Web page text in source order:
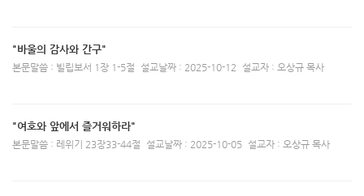
"바울의 감사와 간구"
본문말씀 : 빌립보서 1장 1-5절 설교날짜 : 2025-10-12 설교자 : 오상규 목사
"여호와 앞에서 즐거워하라"
본문말씀 : 레위기 23장33-44절 설교날짜 : 2025-10-05 설교자 : 오상규 목사